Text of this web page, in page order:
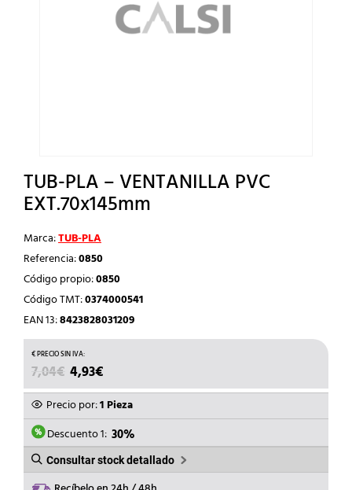
TUB-PLA – VENTANILLA PVC
EXT.70x145mm
Marca:TUB-PLA
Referencia:0850
Código propio:0850
Código TMT:0374000541
EAN 13:8423828031209
7,04€ EL
PRECIO
ORIGINAL
ERA:
7,04€.
4,93€
PRECIO
ACTUAL
ES:
4,93€.
Precio por:1 Pieza
Descuento 1: 30%
Consultar stock detallado